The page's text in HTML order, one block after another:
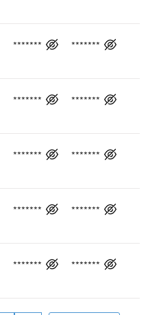
******* *******
******* *******
******* *******
******* *******
******* *******